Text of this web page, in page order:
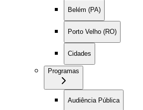
Belém (PA)
Porto Velho (RO)
Cidades
Programas
Audiência Pública